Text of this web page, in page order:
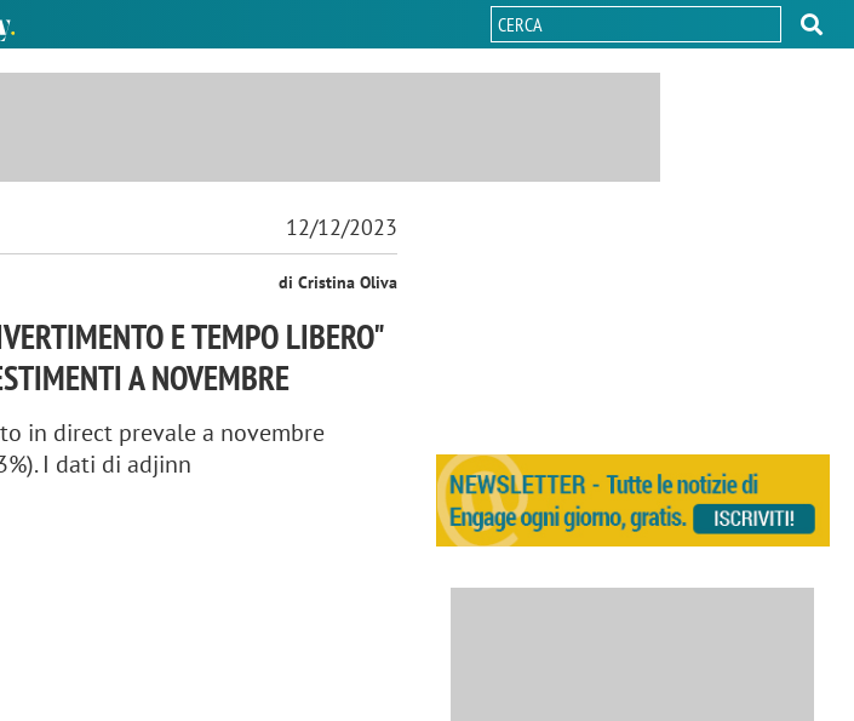
12/12/2023
di Cristina Oliva
E TEMPO LIBERO"
A NOVEMBRE
in direct prevale a novembre
I dati di adjinn